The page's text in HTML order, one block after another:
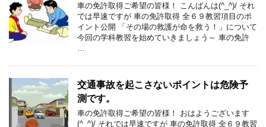
車の免許取得ご希望の皆様！ こんばんは(^_^)/ それ
では早速ですが 車の免許取得 全６９教習項目のポ
イント公開 「その場の救護が命を救う！」について
今回の学科教習を始めていきましょう～ 車の免許
交通事故を起こさないポイントは危険予
測です。
車の免許取得ご希望の皆様！ おはようございます
(^_^)/ それでは早速ですが 車の免許取得 全６９教習